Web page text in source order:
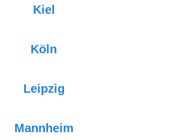
Kiel
Köln
Leipzig
Mannheim